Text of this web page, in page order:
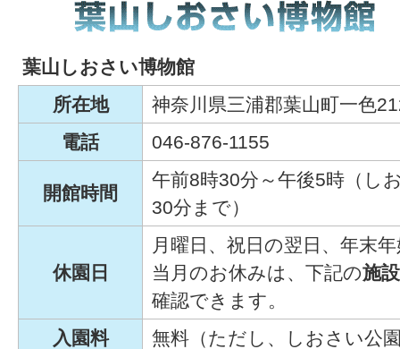
葉山しおさい博物館
所在地
神奈川県三浦郡葉山町一色
電話
046-876-1155
開館時間
午前8時30分～午後5時（し
30分まで）
休園日
月曜日、祝日の翌日、年末
当月のお休みは、下記の施
確認できます。
入園料
無料（ただし、しおさい公